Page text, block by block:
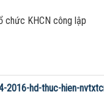
chức KHCN công lập
2016-hd-thuc-hien-